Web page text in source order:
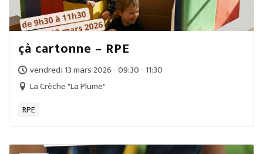
çà cartonne – RPE
vendredi 13 mars 2026 - 09:30 - 11:30
La Crèche "La Plume"
RPE